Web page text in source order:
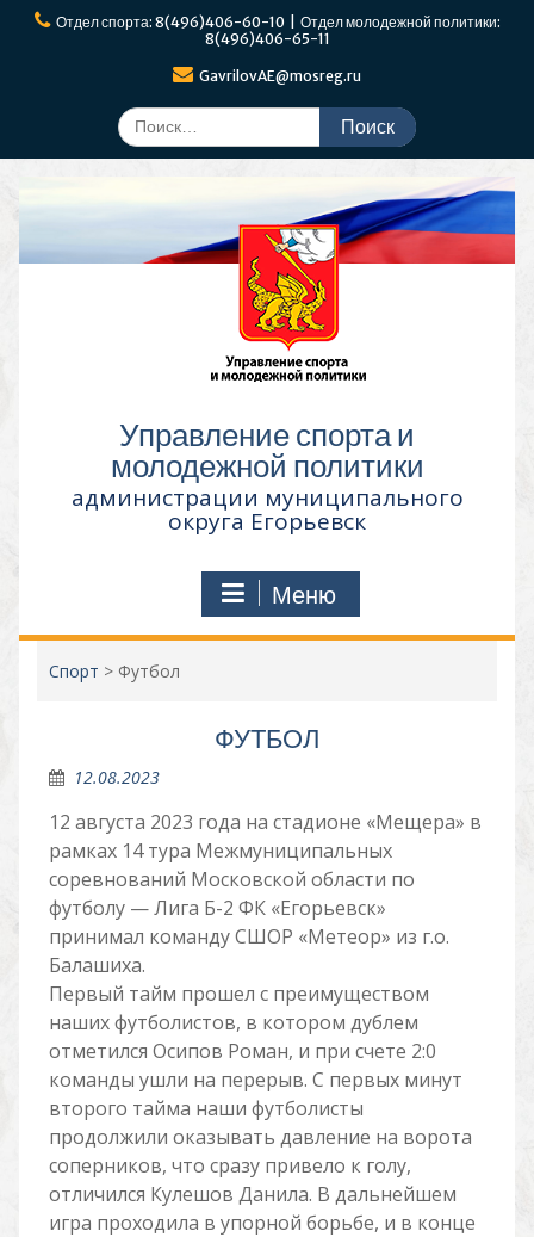
ПерейтиОтдел спорта: 8(496)406-60-10 | Отдел молодежной политики:
8(496)406-65-11
GavrilovAE@mosreg.ru
Поиск
по:
Управление спорта и
молодежной политики
администрации муниципального
округа Егорьевск
Меню
Спорт > Футбол
ФУТБОЛ
12.08.2023
12 августа 2023 года на стадионе «Мещера» в
рамках 14 тура Межмуниципальных
соревнований Московской области по
футболу — Лига Б-2 ФК «Егорьевск»
принимал команду СШОР «Метеор» из г.о.
Балашиха.
Первый тайм прошел с преимуществом
наших футболистов, в котором дублем
отметился Осипов Роман, и при счете 2:0
команды ушли на перерыв. С первых минут
второго тайма наши футболисты
продолжили оказывать давление на ворота
соперников, что сразу привело к голу,
отличился Кулешов Данила. В дальнейшем
игра проходила в упорной борьбе, и в конце